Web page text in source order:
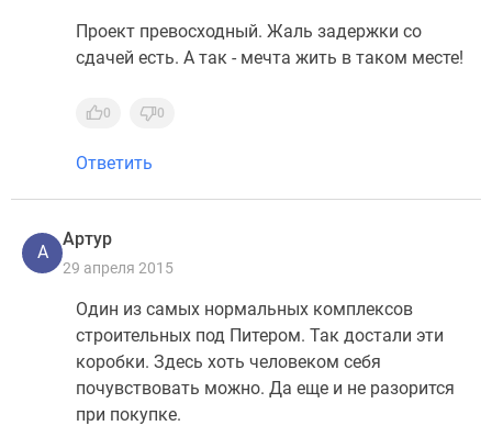
Проект превосходный. Жаль задержки со
сдачей есть. А так - мечта жить в таком месте!
0 0
Ответить
А
Артур
29 апреля 2015
Один из самых нормальных комплексов
строительных под Питером. Так достали эти
коробки. Здесь хоть человеком себя
почувствовать можно. Да еще и не разорится
при покупке.